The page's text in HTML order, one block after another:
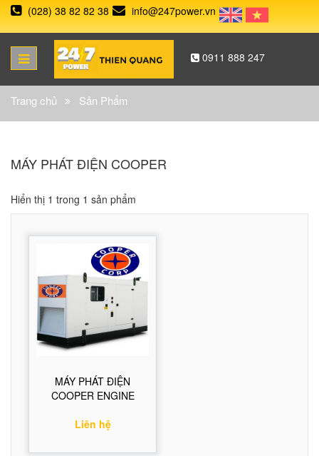
(028) 38 82 82 38 info@247power.vn
0911 888 247
Trang chủ Sản Phẩm
MÁY PHÁT ĐIỆN COOPER
Hiển thị 1 trong 1 sản phẩm
MÁY PHÁT ĐIỆN
COOPER ENGINE
Liên hệ